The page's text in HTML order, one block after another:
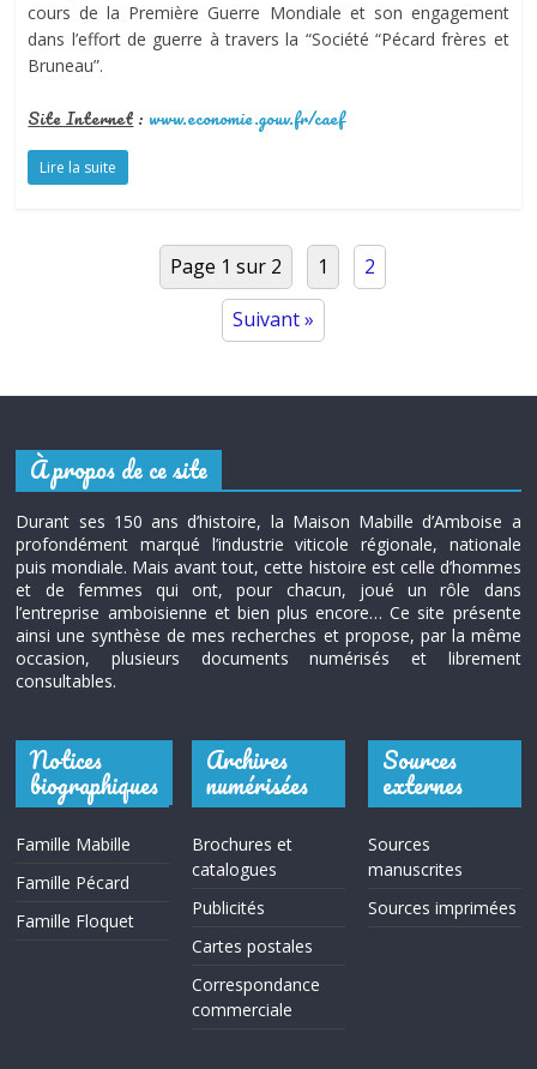
cours de la Première Guerre Mondiale et son engagement
dans l’effort de guerre à travers la “Société “Pécard frères et
Bruneau”.
Site Internet : www.economie.gouv.fr/caef
Lire la suite
Page 1 sur 2 1 2
Suivant »
À propos de ce site
Durant ses 150 ans d’histoire, la Maison Mabille d’Amboise a
profondément marqué l’industrie viticole régionale, nationale
puis mondiale. Mais avant tout, cette histoire est celle d’hommes
et de femmes qui ont, pour chacun, joué un rôle dans
l’entreprise amboisienne et bien plus encore… Ce site présente
ainsi une synthèse de mes recherches et propose, par la même
occasion, plusieurs documents numérisés et librement
consultables.
Notices
biographiques
Famille Mabille
Famille Pécard
Famille Floquet
Archives
numérisées
Brochures et
catalogues
Publicités
Cartes postales
Correspondance
commerciale
Sources
externes
Sources
manuscrites
Sources imprimées